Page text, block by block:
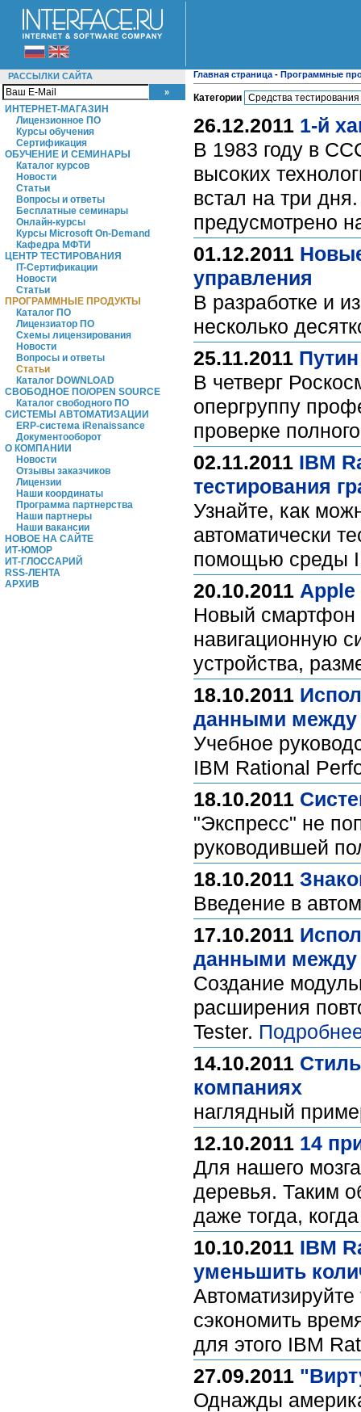
РАССЫЛКИ САЙТА
ИНТЕРНЕТ-МАГАЗИН
Лицензионное ПО
Курсы обучения
Сертификация
ОБУЧЕНИЕ И СЕМИНАРЫ
Каталог курсов
Новости
Статьи
Вопросы и ответы
Бесплатные семинары
Онлайн-курсы
Курсы Microsoft On-Demand
Кафедра МФТИ
ЦЕНТР ТЕСТИРОВАНИЯ
IT-Сертификации
Новости
Статьи
ПРОГРАММНЫЕ ПРОДУКТЫ
Каталог ПО
Лицензиатор ПО
Схемы лицензирования
Новости
Вопросы и ответы
Статьи
Каталог DOWNLOAD
СВОБОДНОЕ ПО/OPEN SOURCE
Каталог свободного ПО
СИСТЕМЫ АВТОМАТИЗАЦИИ
ERP-система iRenaissance
Документооборот
О КОМПАНИИ
Новости
Отзывы заказчиков
Лицензии
Наши координаты
Программа партнерства
Наши партнеры
Наши вакансии
НОВОЕ НА САЙТЕ
ИТ-ЮМОР
ИТ-ГЛОССАРИЙ
RSS-ЛЕНТА
АРХИВ
Главная страница - Программные
Категории
26.12.2011 1-й
В 1983 году в
высоких
встал на три
предусмотрено
01.12.2011
управления
В разработке и
несколько
25.11.2011
В четверг
опергруппу
проверке
02.11.2011 IBM
тестирования
Узнайте, как
автоматически
помощью среды
20.10.2011
Новый смартфон
навигационную
устройства,
18.10.2011
данными между
Учебное
IBM Rational
18.10.2011
"Экспресс" не
руководившей
18.10.2011
Введение в
17.10.2011
данными между
Создание
расширения
Tester.
14.10.2011
компаниях
наглядный
12.10.2011 14
Для нашего
деревья. Таким
даже тогда,
10.10.2011 IBM
уменьшить
сэкономить
для этого IBM
27.09.2011
Однажды